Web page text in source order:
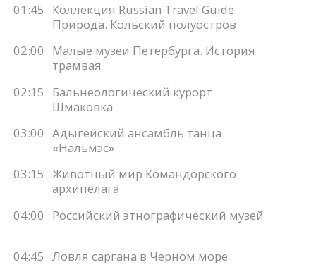
01:45
Коллекция Russian Travel Guide.
Природа. Кольский полуостров
02:00
Малые музеи Петербурга. История
трамвая
02:15
Бальнеологический курорт
Шмаковка
03:00 Адыгейский ансамбль танца
«Нальмэс»
03:15 Животный мир Командорского
архипелага
04:00
Российский этнографический музей
04:45 Ловля саргана в Черном море